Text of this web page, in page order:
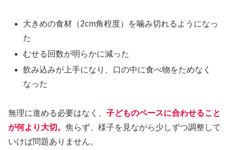
大きめの食材（2cm角程度）を噛み切れるようになっ
た
むせる回数が明らかに減った
飲み込みが上手になり、口の中に食べ物をためなく
なった
無理に進める必要はなく、 子どものペースに合わせること
が何より大切。 焦らず、様子を見ながら少しずつ調整して
いけば問題ありません。